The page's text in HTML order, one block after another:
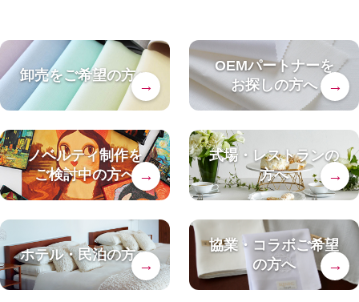
卸売をご希望の方へ
→
OEMパートナーを
お探しの方へ
→
ノベルティ制作を
ご検討中の方へ →
式場・レストランの
方へ
→
ホテル・民泊の方へ
→
協業・コラボご希望
の方へ
→